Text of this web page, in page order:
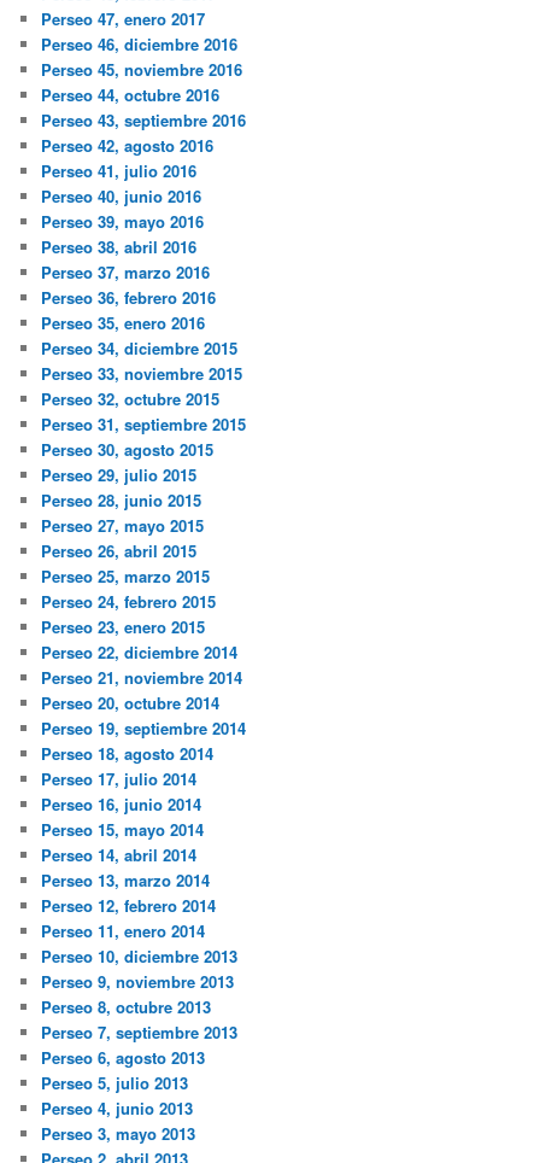
Perseo 47, enero 2017
Perseo 46, diciembre 2016
Perseo 45, noviembre 2016
Perseo 44, octubre 2016
Perseo 43, septiembre 2016
Perseo 42, agosto 2016
Perseo 41, julio 2016
Perseo 40, junio 2016
Perseo 39, mayo 2016
Perseo 38, abril 2016
Perseo 37, marzo 2016
Perseo 36, febrero 2016
Perseo 35, enero 2016
Perseo 34, diciembre 2015
Perseo 33, noviembre 2015
Perseo 32, octubre 2015
Perseo 31, septiembre 2015
Perseo 30, agosto 2015
Perseo 29, julio 2015
Perseo 28, junio 2015
Perseo 27, mayo 2015
Perseo 26, abril 2015
Perseo 25, marzo 2015
Perseo 24, febrero 2015
Perseo 23, enero 2015
Perseo 22, diciembre 2014
Perseo 21, noviembre 2014
Perseo 20, octubre 2014
Perseo 19, septiembre 2014
Perseo 18, agosto 2014
Perseo 17, julio 2014
Perseo 16, junio 2014
Perseo 15, mayo 2014
Perseo 14, abril 2014
Perseo 13, marzo 2014
Perseo 12, febrero 2014
Perseo 11, enero 2014
Perseo 10, diciembre 2013
Perseo 9, noviembre 2013
Perseo 8, octubre 2013
Perseo 7, septiembre 2013
Perseo 6, agosto 2013
Perseo 5, julio 2013
Perseo 4, junio 2013
Perseo 3, mayo 2013